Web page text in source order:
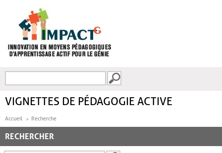
FORMULAIRE DE
VIGNETTES DE PÉDAGOGIE ACTIVE
Accueil Recherche
RECHERCHER